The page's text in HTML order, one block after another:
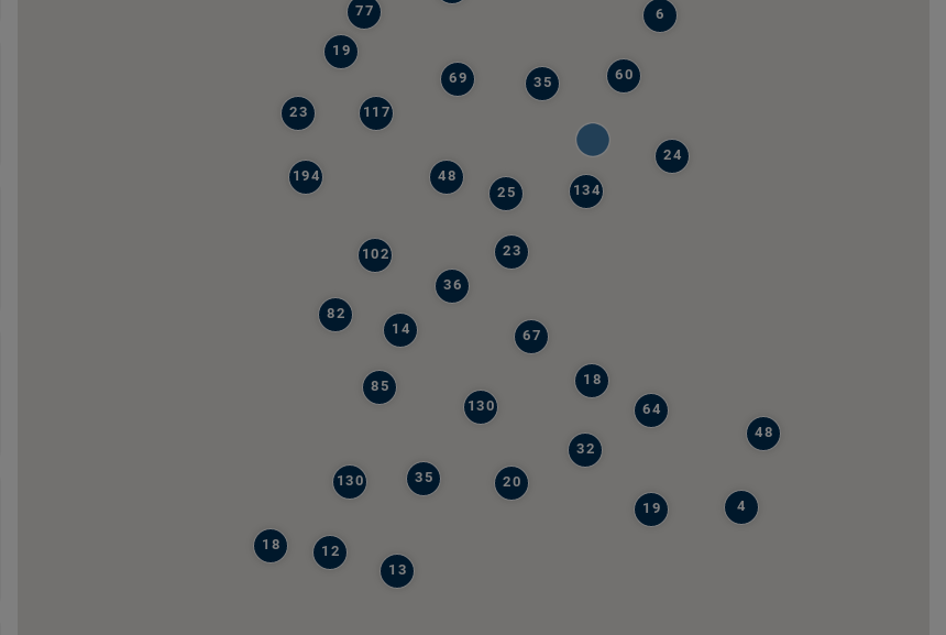
48
85
194
77
117
130
64
67
82
36
130
69
134
23
35
35
102
19
23
19
48
14
60
12
18
32
13
20
24
6
25
4
18